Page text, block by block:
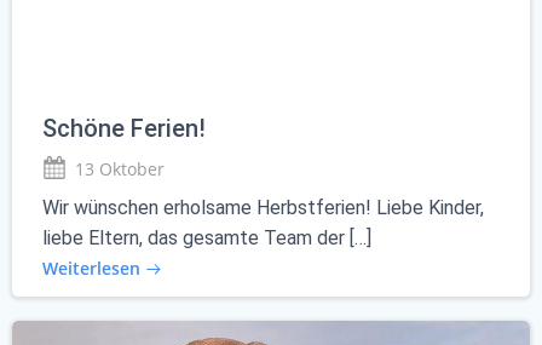
Schöne Ferien!
13 Oktober
Wir wünschen erholsame Herbstferien! Liebe Kinder,
liebe Eltern, das gesamte Team der […]
Weiterlesen